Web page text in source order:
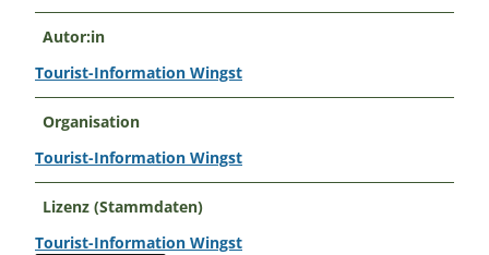
Autor:in
Tourist-Information Wingst
Organisation
Tourist-Information Wingst
Lizenz (Stammdaten)
Tourist-Information Wingst